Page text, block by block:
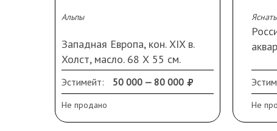
Альпы
Западная Европа, кон. XIX в.
Холст, масло. 68 Х 55 см.
Подпись справа внизу.
Оформлена в раму. Кракелюр,
повреждения по краям,
пожелтение лака
Эстимейт: 50 000 — 80 000
Не продано Не